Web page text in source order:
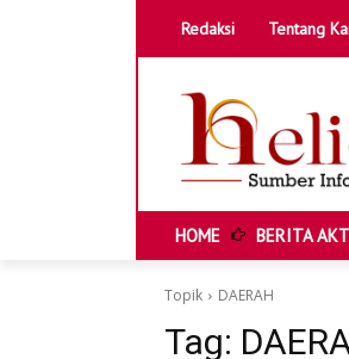
TOKOH & KISAH LOKAL
POTENSI DESA DAN UMKM
Redaksi Tentang
HOME BERITA
Topik DAERAH
Tag: